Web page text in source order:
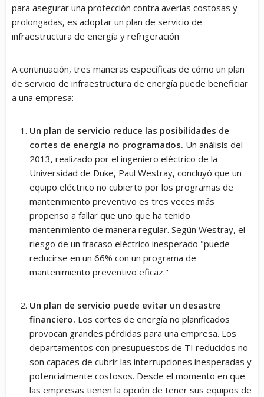
para asegurar una protección contra averías costosas y
prolongadas, es adoptar un plan de servicio de
infraestructura de energía y refrigeración
A continuación, tres maneras específicas de cómo un plan
de servicio de infraestructura de energía puede beneficiar
a una empresa:
Un plan de servicio reduce las posibilidades de
cortes de energía no programados. Un análisis del
2013, realizado por el ingeniero eléctrico de la
Universidad de Duke, Paul Westray, concluyó que un
equipo eléctrico no cubierto por los programas de
mantenimiento preventivo es tres veces más
propenso a fallar que uno que ha tenido
mantenimiento de manera regular. Según Westray, el
riesgo de un fracaso eléctrico inesperado "puede
reducirse en un 66% con un programa de
mantenimiento preventivo eficaz."
Un plan de servicio puede evitar un desastre
financiero. Los cortes de energía no planificados
provocan grandes pérdidas para una empresa. Los
departamentos con presupuestos de TI reducidos no
son capaces de cubrir las interrupciones inesperadas y
potencialmente costosos. Desde el momento en que
las empresas tienen la opción de tener sus equipos de